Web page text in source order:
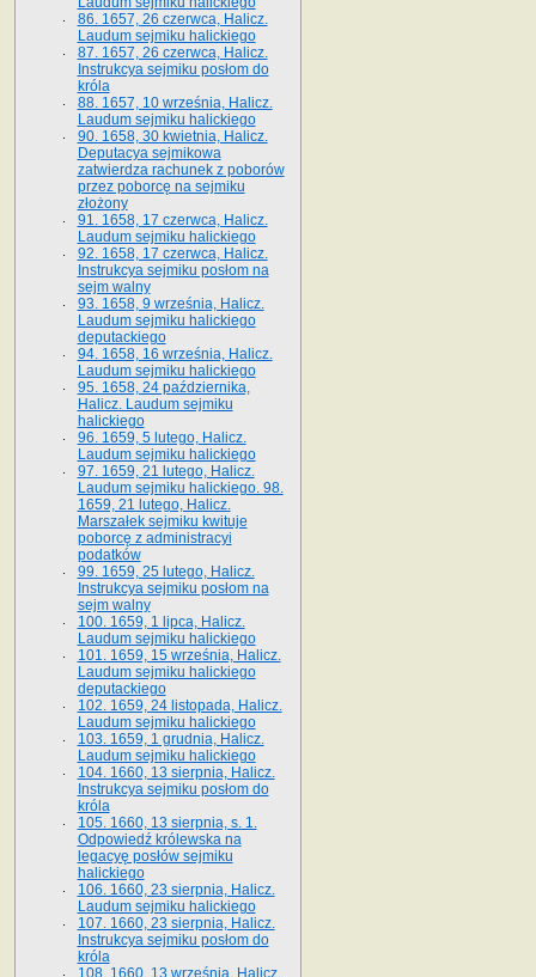
86. 1657, 26 czerwca, Halicz.
Laudum sejmiku halickiego
87. 1657, 26 czerwca, Halicz.
Instrukcya sejmiku posłom do
króla
88. 1657, 10 września, Halicz.
Laudum sejmiku halickiego
90. 1658, 30 kwietnia, Halicz.
Deputacya sejmikowa
zatwierdza rachunek z poborów
przez poborcę na sejmiku
złożony
91. 1658, 17 czerwca, Halicz.
Laudum sejmiku halickiego
92. 1658, 17 czerwca, Halicz.
Instrukcya sejmiku posłom na
sejm walny
93. 1658, 9 września, Halicz.
Laudum sejmiku halickiego
deputackiego
94. 1658, 16 września, Halicz.
Laudum sejmiku halickiego
95. 1658, 24 października,
Halicz. Laudum sejmiku
halickiego
96. 1659, 5 lutego, Halicz.
Laudum sejmiku halickiego
97. 1659, 21 lutego, Halicz.
Laudum sejmiku halickiego. 98.
1659, 21 lutego, Halicz.
Marszałek sejmiku kwituje
poborcę z administracyi
podatków
99. 1659, 25 lutego, Halicz.
Instrukcya sejmiku posłom na
sejm walny
100. 1659, 1 lipca, Halicz.
Laudum sejmiku halickiego
101. 1659, 15 września, Halicz.
Laudum sejmiku halickiego
deputackiego
102. 1659, 24 listopada, Halicz.
Laudum sejmiku halickiego
103. 1659, 1 grudnia, Halicz.
Laudum sejmiku halickiego
104. 1660, 13 sierpnia, Halicz.
Instrukcya sejmiku posłom do
króla
105. 1660, 13 sierpnia, s. 1.
Odpowiedź królewska na
legacyę posłów sejmiku
halickiego
106. 1660, 23 sierpnia, Halicz.
Laudum sejmiku halickiego
107. 1660, 23 sierpnia, Halicz.
Instrukcya sejmiku posłom do
króla
108. 1660, 13 września, Halicz.